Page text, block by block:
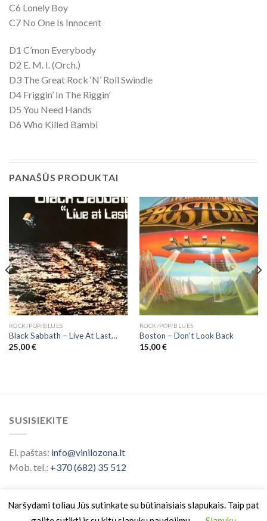
C6 Lonely Boy
C7 No One Is Innocent
D1 C’mon Everybody
D2 E. M. I. (Orch.)
D3 The Great Rock ‘N’ Roll Swindle
D4 Friggin’ In The Riggin’
D5 You Need Hands
D6 Who Killed Bambi
PANAŠŪS PRODUKTAI
ROCK/POP/BLUES
Black Sabbath ‎– Live At Last…
25,00€
ROCK/POP/BLUES
Boston – Don’t Look Back
15,00€
SUSISIEKITE
El. paštas: info@vinilozona.lt
Mob. tel.: +370 (682) 35 512
Naršydami toliau Jūs sutinkate su būtinaisiais slapukais. Taip pat